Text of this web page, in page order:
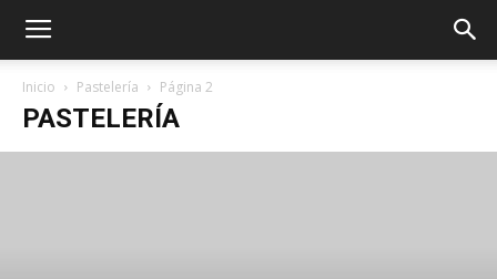
Inicio Pastelería Página 2
PASTELERÍA